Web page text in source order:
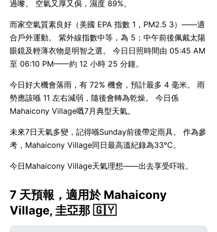
過嚟。 空氣又厚又侷，濕度 89%。
而家空氣質素良好（美國 EPA 指數 1，PM2.5 3）——適
合戶外運動。 紫外線指數中等，為 5；中午前後佩戴太陽
眼鏡及輕薄衣物是明智之選。 今日日照時間由 05:45 AM
至 06:10 PM——約 12 小時 25 分鐘。
今日好大機會落雨，有 72% 機會，預計最多 4 毫米。 雨
勢應該喺 11 左右減弱，隨後會轉為乾燥。 今日係
Mahaicony Village嘅7月典型天氣。
未來7日天氣多變，記得喺Sunday前後帶定雨具。 作為參
考，Mahaicony Village同日最高溫紀錄為33°C。
今日Mahaicony Village天氣理想——出去享受吓啦。
7 天預報，適用於 Mahaicony
Village, 圭亞那 🇬🇾